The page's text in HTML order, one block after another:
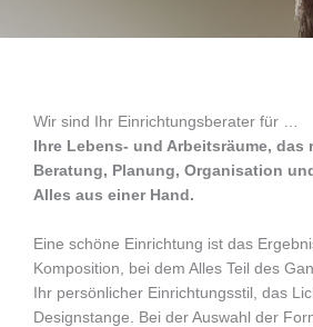
Wir sind Ihr Einrichtungsberater für …
Ihre Lebens- und Arbeitsräume, das
Beratung, Planung, Organisation
Alles aus einer Hand.
Eine schöne Einrichtung ist das
Komposition, bei dem Alles Teil des
Ihr persönlicher Einrichtungsstil, das
Designstange. Bei der Auswahl der